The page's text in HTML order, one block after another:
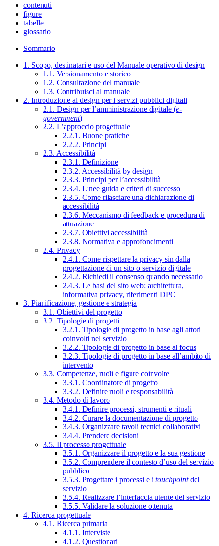
contenuti
figure
tabelle
glossario
Sommario
1. Scopo, destinatari e uso del Manuale operativo di design
1.1. Versionamento e storico
1.2. Consultazione del manuale
1.3. Contribuisci al manuale
2. Introduzione al design per i servizi pubblici digitali
2.1. Design per l’amministrazione digitale (e-
government)
2.2. L’approccio progettuale
2.2.1. Buone pratiche
2.2.2. Principi
2.3. Accessibilità
2.3.1. Definizione
2.3.2. Accessibilità by design
2.3.3. Principi per l’accessibilità
2.3.4. Linee guida e criteri di successo
2.3.5. Come rilasciare una dichiarazione di
accessibilità
2.3.6. Meccanismo di feedback e procedura di
attuazione
2.3.7. Obiettivi accessibilità
2.3.8. Normativa e approfondimenti
2.4. Privacy
2.4.1. Come rispettare la privacy sin dalla
progettazione di un sito o servizio digitale
2.4.2. Richiedi il consenso quando necessario
2.4.3. Le basi del sito web: architettura,
informativa privacy, riferimenti DPO
3. Pianificazione, gestione e strategia
3.1. Obiettivi del progetto
3.2. Tipologie di progetti
3.2.1. Tipologie di progetto in base agli attori
coinvolti nel servizio
3.2.2. Tipologie di progetto in base al focus
3.2.3. Tipologie di progetto in base all’ambito di
intervento
3.3. Competenze, ruoli e figure coinvolte
3.3.1. Coordinatore di progetto
3.3.2. Definire ruoli e responsabilità
3.4. Metodo di lavoro
3.4.1. Definire processi, strumenti e rituali
3.4.2. Curare la documentazione di progetto
3.4.3. Organizzare tavoli tecnici collaborativi
3.4.4. Prendere decisioni
3.5. Il processo progettuale
3.5.1. Organizzare il progetto e la sua gestione
3.5.2. Comprendere il contesto d’uso del servizio
pubblico
3.5.3. Progettare i processi e i touchpointdel
servizio
3.5.4. Realizzare l’interfaccia utente del servizio
3.5.5. Validare la soluzione ottenuta
4. Ricerca progettuale
4.1. Ricerca primaria
4.1.1. Interviste
4.1.2. Questionari